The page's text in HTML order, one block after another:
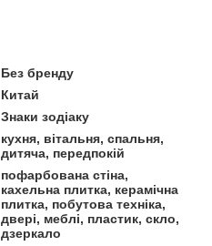
Без бренду
Китай
Знаки зодіаку
кухня, вітальня, спальня,
дитяча, передпокій
пофарбована стіна,
кахельна плитка, керамічна
плитка, побутова техніка,
двері, меблі, пластик, скло,
дзеркало